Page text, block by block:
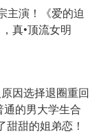
主演！《爱的迫
真•顶流女明
因选择退圈重回
的男大学生合
甜的姐弟恋！